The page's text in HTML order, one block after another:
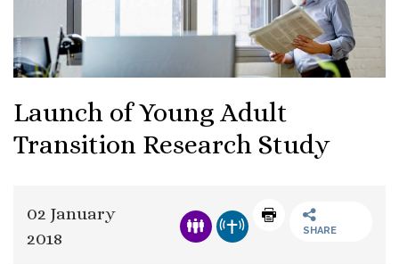
Launch of Young Adult
Transition Research Study
02 January
2018
SHARE